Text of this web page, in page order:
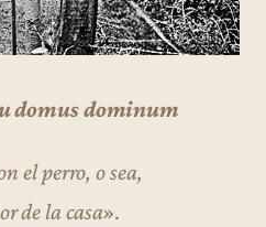
domus dominum
el perro, o sea,
de la casa».